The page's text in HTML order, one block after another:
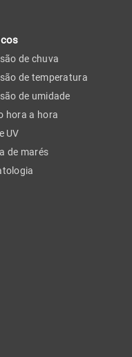
de chuva
de temperatura
de umidade
hora a hora
UV
de marés